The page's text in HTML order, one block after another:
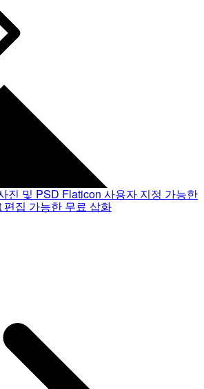
진 및 PSD Flaticon 사용자 지정 가능한
편집 가능한 무료 삽화